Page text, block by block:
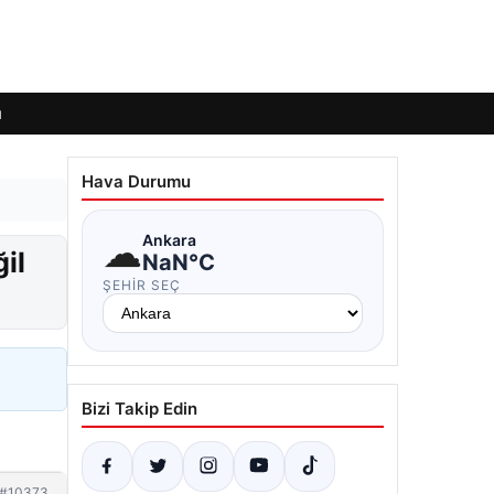
Hava Durumu
☁Ankara
NaN°C
ŞEHIR SEÇ
Bizi Takip Edin